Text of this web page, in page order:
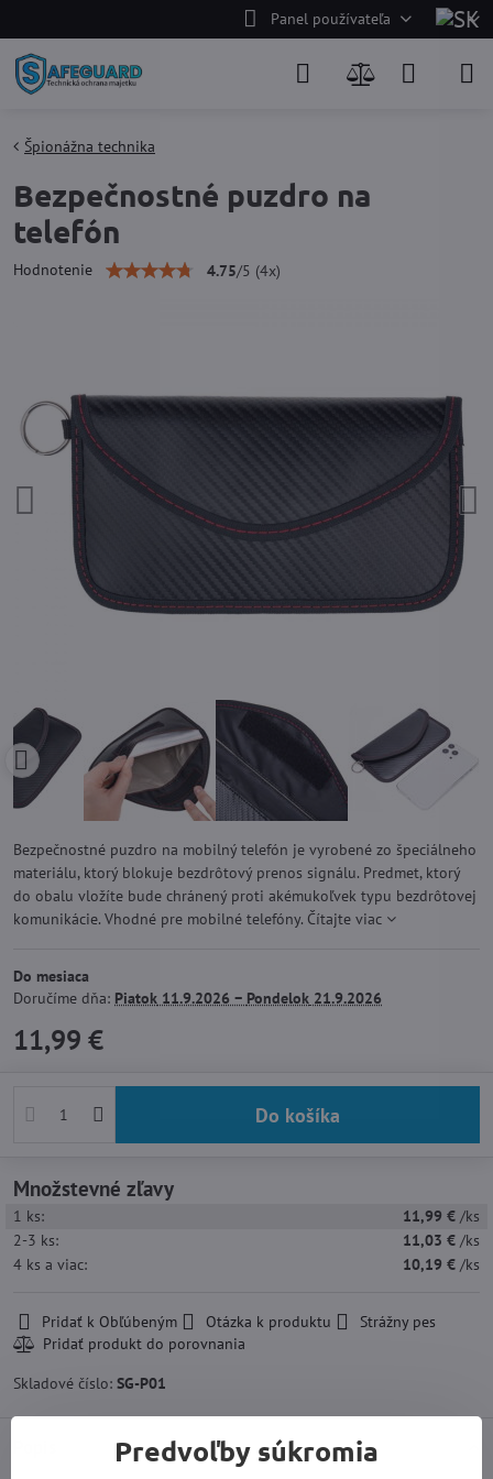
Panel používateľa
Špionážna technika
Bezpečnostné puzdro na
telefón
Hodnotenie 4.75/5 (4x)
Bezpečnostné puzdro na mobilný telefón je vyrobené zo špeciálneho
materiálu, ktorý blokuje bezdrôtový prenos signálu. Predmet, ktorý
do obalu vložíte bude chránený proti akémukoľvek typu bezdrôtovej
komunikácie. Vhodné pre mobilné telefóny. Čítajte viac
Do mesiaca
Doručíme dňa: Piatok 11.9.2026 − Pondelok 21.9.2026
11,99 €
Do košíka
Množstevné zľavy
1 ks: 11,99 € /ks
2-3 ks: 11,03 € /ks
4 ks a viac: 10,19 € /ks
Pridať k Obľúbeným Otázka k produktu Strážny pes
Skladové číslo: SG-P01
Predvoľby súkromia